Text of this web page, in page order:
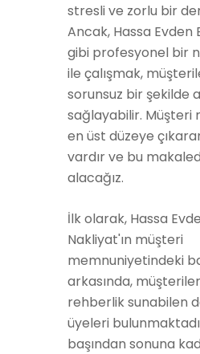
stresli ve zorlu bir
Ancak, Hassa Evden
gibi profesyonel bir
ile çalışmak,
sorunsuz bir şekilde
sağlayabilir. Müşteri
en üst düzeye
vardır ve bu
alacağız.
İlk olarak, Hassa
Nakliyat'ın müşteri
memnuniyetindeki
arkasında,
rehberlik sunabilen
üyeleri
başından sonuna